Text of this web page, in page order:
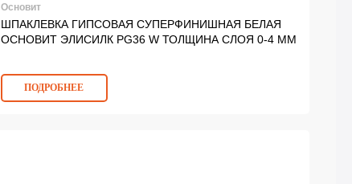
Основит
ШПАКЛЕВКА ГИПСОВАЯ СУПЕРФИНИШНАЯ БЕЛАЯ
ОСНОВИТ ЭЛИСИЛК PG36 W ТОЛЩИНА СЛОЯ 0-4 ММ
ПОДРОБНЕЕ